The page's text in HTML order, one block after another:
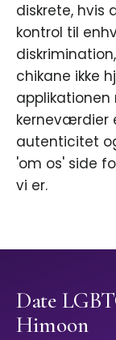
diskrete, hvis
kontrol til
chikane ikke
applikationen
kerneværdier
autenticitet
'om os' side
vi er.
Date
Himoon